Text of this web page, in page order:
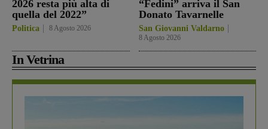
2026 resta più alta di
quella del 2022”
Politica 8 Agosto 2026
“Fedini” arriva il San
Donato Tavarnelle
San Giovanni Valdarno
8 Agosto 2026
In Vetrina